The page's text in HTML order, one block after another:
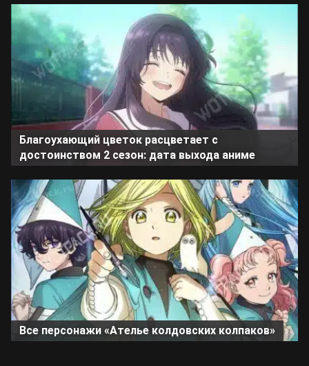
Благоухающий цветок расцветает с
достоинством 2 сезон: дата выхода аниме
Все персонажи «Ателье колдовских колпаков»